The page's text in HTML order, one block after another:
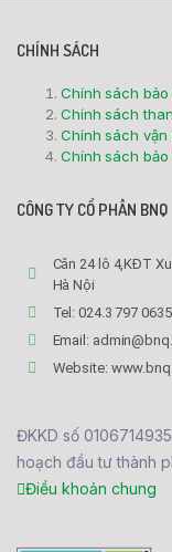
CHÍNH SÁCH
Chính sách bảo
Chính sách
Chính sách vận
Chính sách bảo
CÔNG TY CỔ PHẦN BNQ
Căn 24 lô 4,KĐT
Hà Nội
Tel: 024.3 797
Email:
Website:
ĐKKD số
hoạch đầu tư thành
Điều khoản chung